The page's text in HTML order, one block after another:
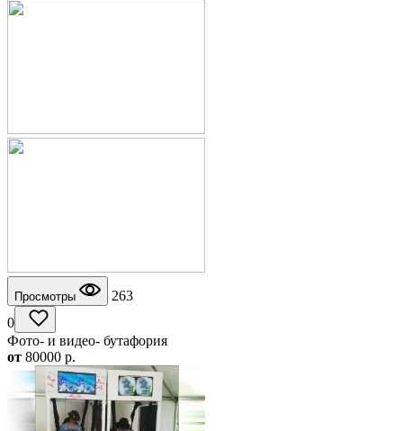
Просмотры
263
0
Фото- и видео- бутафория
от 80000 p.